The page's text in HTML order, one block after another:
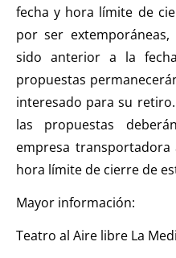
fecha y hora límite de
por ser
sido anterior a la
propuestas
interesado para su
las propuestas
empresa
hora límite de cierre de
Mayor información:
Teatro al Aire libre La